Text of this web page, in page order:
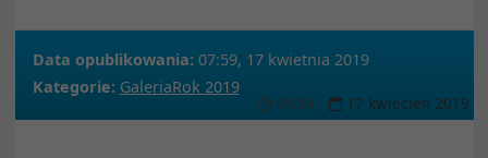
Data opublikowania: 07:59, 17 kwietnia 2019
Kategorie: GaleriaRok 2019
05:51 17 kwiecień 2019